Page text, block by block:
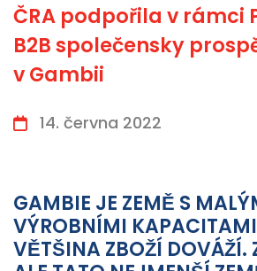
ČRA podpořila v rámci
B2B společensky
v Gambii
14. června 2022
GAMBIE JE ZEMĚ S
VÝROBNÍMI
VĚTŠINA ZBOŽÍ DOVÁŽÍ.